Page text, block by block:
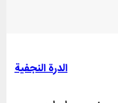
الدرة النجفیة